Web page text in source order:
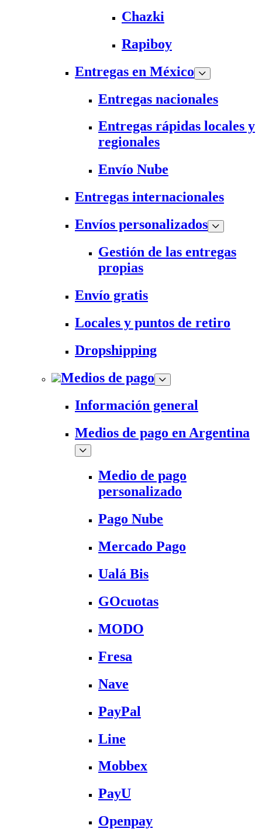
Chazki
Rapiboy
Entregas en México
Entregas nacionales
Entregas rápidas locales y
regionales
Envío Nube
Entregas internacionales
Envíos personalizados
Gestión de las entregas
propias
Envío gratis
Locales y puntos de retiro
Dropshipping
Medios de pago
Información general
Medios de pago en Argentina
Medio de pago
personalizado
Pago Nube
Mercado Pago
Ualá Bis
GOcuotas
MODO
Fresa
Nave
PayPal
Line
Mobbex
PayU
Openpay